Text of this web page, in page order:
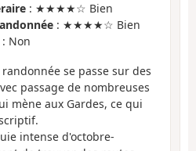
: ★★★★☆ Bien
: ★★★★☆ Bien
: Non
se passe sur des
passage de nombreuses
mène aux Gardes, ce qui
intense d'octobre-